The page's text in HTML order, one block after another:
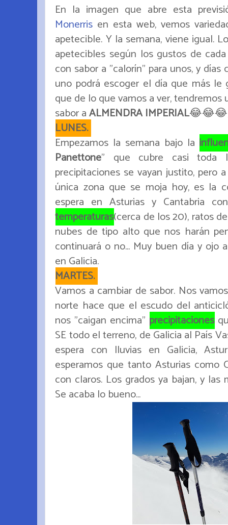
En la imagen que abre esta
Monerris en esta web, vemos
apetecible. Y la semana, viene igual.
apetecibles según los gustos de
con sabor a "calorín" para unos, y días
uno podrá escoger el día que más
que de lo que vamos a ver, tendremos
sabor aALMENDRA IMPERIAL😂😂😂,
LUNES.
Empezamos la semana bajo la
Panettone" que cubre casi toda
precipitaciones se vayan justito, pero
única zona que se moja hoy, es la
espera en Asturias y Cantabria
temperaturas(cerca de los 20), ratos
nubes de tipo alto que nos harán
continuará o no... Muy buen día y ojo
en Galicia.
MARTES.
Vamos a cambiar de sabor. Nos
norte hace que el escudo del
nos "caigan encima" precipitaciones
SE todo el terreno, de Galicia al País
espera con lluvias en Galicia,
esperamos que tanto Asturias como
con claros. Los grados ya bajan, y las
Se acaba lo bueno...